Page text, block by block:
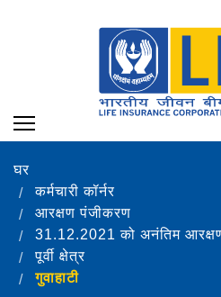
घर
कर्मचारी कॉर्नर
आरक्षण पंजीकरण
31.12.2021 को अनंतिम
पूर्वी क्षेत्र
गुवाहाटी